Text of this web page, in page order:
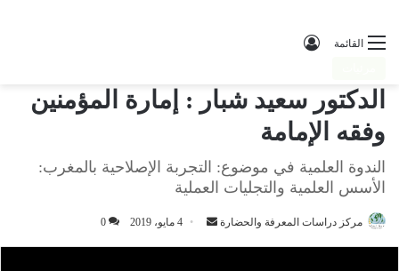
القائمة
الدكتور سعيد شبار : إمارة المؤمنين
وفقه الإمامة
الندوة العلمية في موضوع: التجربة الإصلاحية بالمغرب:
الأسس العلمية والتجليات العملية
مركز دراسات المعرفة والحضارة
أرسل
بريدا
4 مايو، 2019 0